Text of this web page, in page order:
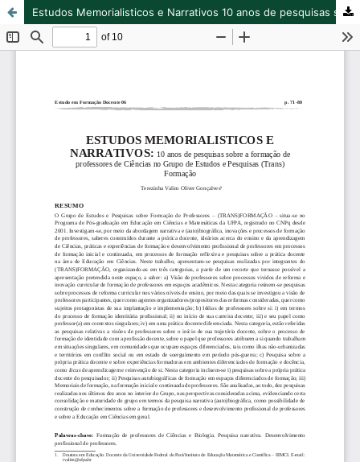
Estudos Memorialisticos e Narrativos 10 anos de pesquisas sobre a formação de professores de Ciências no Grupo de Estudos e Pesquisas (Trans) Formação